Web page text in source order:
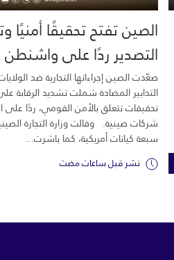
الصين تفتح تحقيقًا
التصدير ردًا على واشنطن
صعّدت الصين إجراءاتها التجارية ضد
التدابير المضادة شملت تشديد الرقابة
تحقيقات تتعلق بالأمن القومي، ردًا على
شركات صينية. وقالت وزارة التجارة
سبعة كيانات أمريكية، كما باشرت...
نشر قبل ساعات مضت